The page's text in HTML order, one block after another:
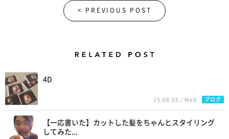
< PREVIOUS POST
4D
15.08.05 / Wed ブログ
【一応書いた】カットした髪をちゃんとスタイリング
してみた...